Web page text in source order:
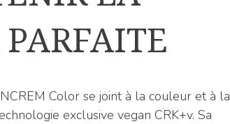
Color se joint à la couleur et à la
exclusive vegan CRK+v. Sa